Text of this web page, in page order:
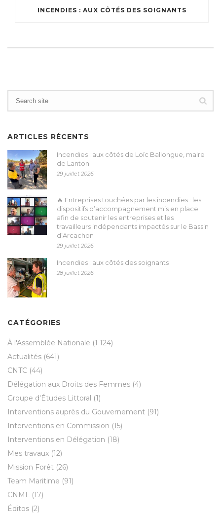
INCENDIES : AUX CÔTÉS DES SOIGNANTS
ARTICLES RÉCENTS
Incendies : aux côtés de Loïc Ballongue, maire
de Lanton
29 juillet 2026
🔥 Entreprises touchées par les incendies : les
dispositifs d’accompagnement mis en place
afin de soutenir les entreprises et les
travailleurs indépendants impactés sur le Bassin
d’Arcachon
29 juillet 2026
Incendies : aux côtés des soignants
28 juillet 2026
CATÉGORIES
À l'Assemblée Nationale (1 124)
Actualités (641)
CNTC (44)
Délégation aux Droits des Femmes (4)
Groupe d'Études Littoral (1)
Interventions auprès du Gouvernement (91)
Interventions en Commission (15)
Interventions en Délégation (18)
Mes travaux (12)
Mission Forêt (26)
Team Maritime (91)
CNML (17)
Éditos (2)